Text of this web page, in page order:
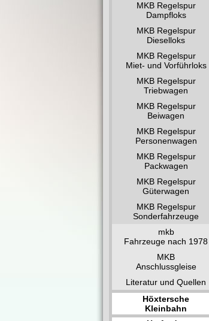
MKB Regelspur
Dampfloks
MKB Regelspur
Dieselloks
MKB Regelspur
Miet- und Vorführloks
MKB Regelspur
Triebwagen
MKB Regelspur
Beiwagen
MKB Regelspur
Personenwagen
MKB Regelspur
Packwagen
MKB Regelspur
Güterwagen
MKB Regelspur
Sonderfahrzeuge
mkb
Fahrzeuge nach 1978
MKB
Anschlussgleise
Literatur und Quellen
Höxtersche
Kleinbahn